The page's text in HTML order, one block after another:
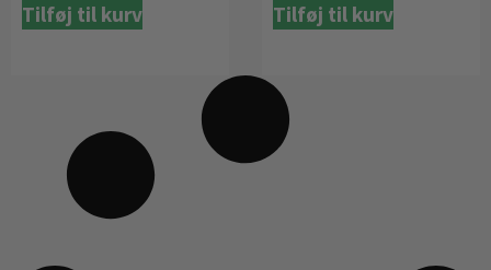
Tilføj til kurv Tilføj til kurv